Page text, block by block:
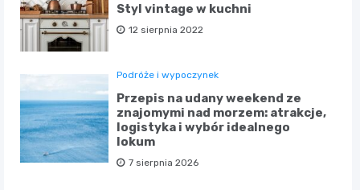
Styl vintage w kuchni
12 sierpnia 2022
Podróże i wypoczynek
Przepis na udany weekend ze
znajomymi nad morzem: atrakcje,
logistyka i wybór idealnego
lokum
7 sierpnia 2026